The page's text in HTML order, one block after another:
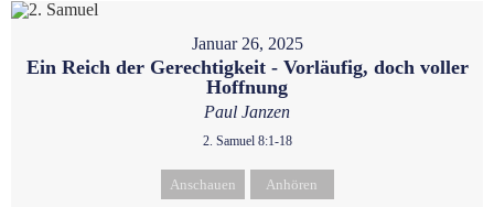
Januar 26, 2025
Ein Reich der Gerechtigkeit - Vorläufig, doch voller
Hoffnung
Paul Janzen
2. Samuel 8:1-18
Anschauen Anhören